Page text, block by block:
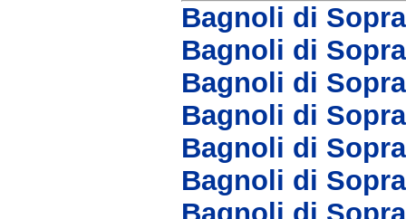
Bagnoli di
Bagnoli di
Bagnoli di
Bagnoli di
Bagnoli di
Bagnoli di